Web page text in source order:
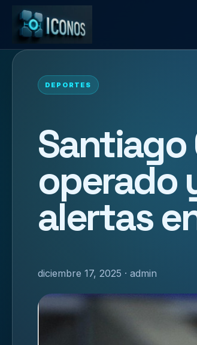
DEPORTES
Santiago
operado
alertas
diciembre 17, 2025 · admin